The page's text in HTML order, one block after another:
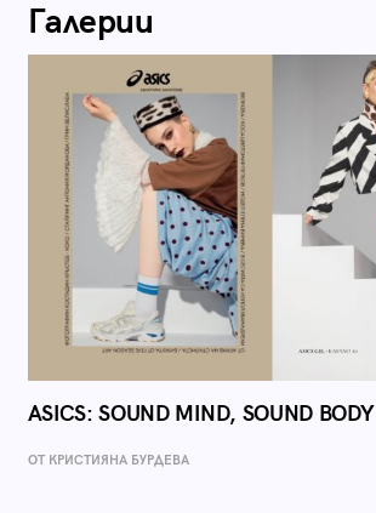
Галерии
ASICS: SOUND MIND, SOUND BODY
ОТ КРИСТИЯНА БУРДЕВА